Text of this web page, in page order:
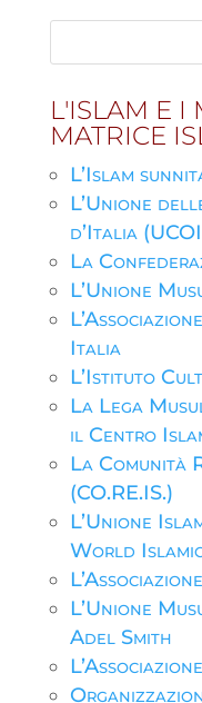
L'ISLAM E I
MATRICE
L’Islam
L’Unione
d’Italia
La
L’Unione
Italia
L’Istituto
La Lega
il Centro
La Comunità
(CO.RE.IS.)
L’Unione
World
L’Unione
Adel Smith